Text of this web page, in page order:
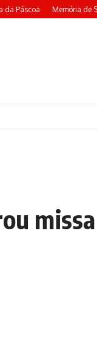
da Páscoa Memória de